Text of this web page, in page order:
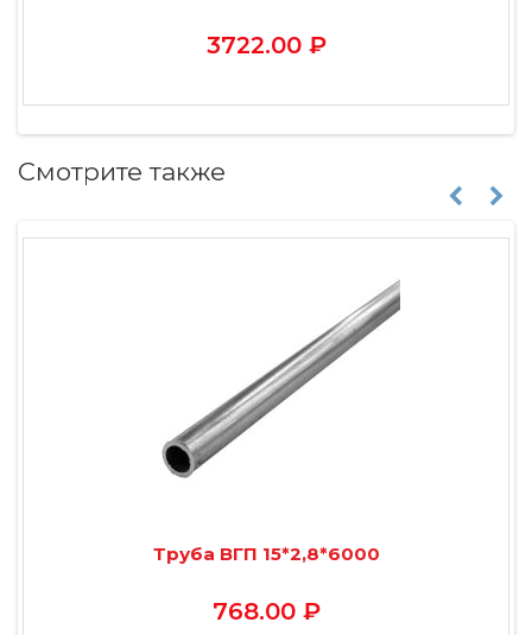
3722.00 ₽
Смотрите также
Труба ВГП 15*2,8*6000
768.00 ₽